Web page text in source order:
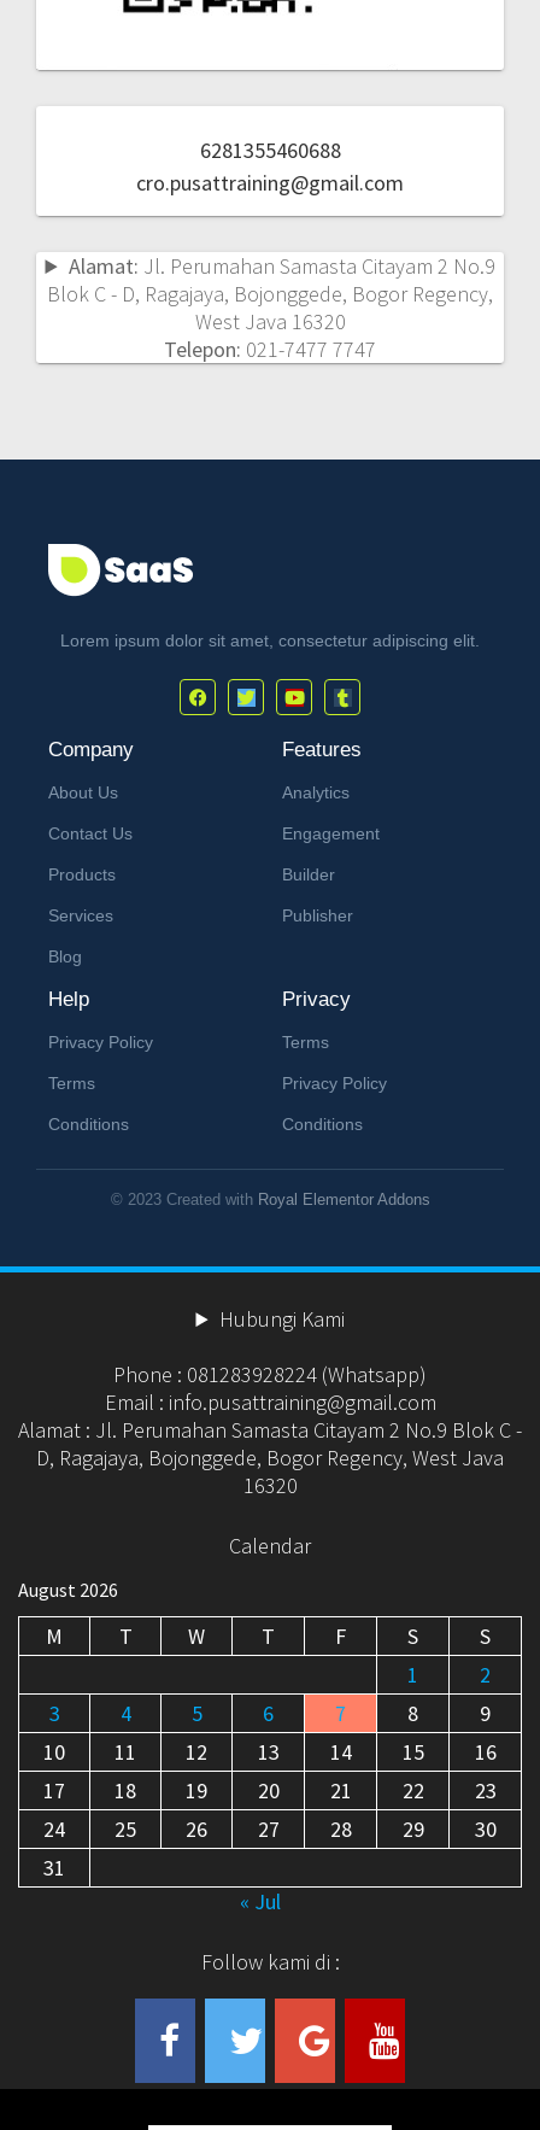
6281355460688
cro.pusattraining@gmail.com
Alamat: Jl. Perumahan Samasta Citayam 2 No.9
Blok C - D, Ragajaya, Bojonggede, Bogor Regency,
West Java 16320
Telepon: 021-7477 7747
Lorem ipsum dolor sit amet, consectetur adipiscing elit.
Company
About Us
Contact Us
Products
Services
Blog
Features
Analytics
Engagement
Builder
Publisher
Help
Privacy Policy
Terms
Conditions
Privacy
Terms
Privacy Policy
Conditions
© 2023 Created with Royal Elementor Addons
Hubungi Kami
Phone : 081283928224 (Whatsapp)
Email : info.pusattraining@gmail.com
Alamat : Jl. Perumahan Samasta Citayam 2 No.9 Blok C -
D, Ragajaya, Bojonggede, Bogor Regency, West Java
16320
Calendar
August 2026
M T W T F S
S
1
2
3
4 5 6 7 8
9
10
11 12 13 14 15
16
17
18 19 20 21 22
23
24
25 26 27 28 29
30
31
« Jul
Follow kami di :